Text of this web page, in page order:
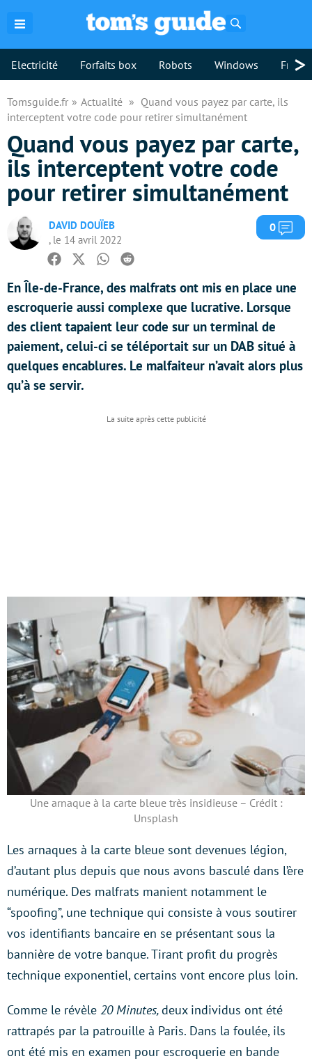
Electricité Forfaits box Robots Windows >
Tomsguide.fr Actualité
Quand vous payez par carte, ils
interceptent votre code pour retirer simultanément
Quand vous payez par carte,
ils interceptent votre code
pour retirer simultanément
DAVID DOUÏEB
, le 14 avril 2022
0
Facebook
TwitterWhatsapp
Reddit
En Île-de-France, des malfrats ont mis en place une
escroquerie aussi complexe que lucrative. Lorsque
des client tapaient leur code sur un terminal de
paiement, celui-ci se téléportait sur un DAB situé à
quelques encablures. Le malfaiteur n’avait alors plus
qu’à se servir.
Une arnaque à la carte bleue très insidieuse – Crédit :
Unsplash
Les arnaques à la carte bleue sont devenues légion,
d’autant plus depuis que nous avons basculé dans l’ère
numérique. Des malfrats manient notamment le
“spoofing”, une technique qui consiste à vous soutirer
vos identifiants bancaire en se présentant sous la
bannière de votre banque. Tirant profit du progrès
technique exponentiel, certains vont encore plus loin.
Comme le révèle 20 Minutes,deux individus ont été
rattrapés par la patrouille à Paris. Dans la foulée, ils
ont été mis en examen pour escroquerie en bande